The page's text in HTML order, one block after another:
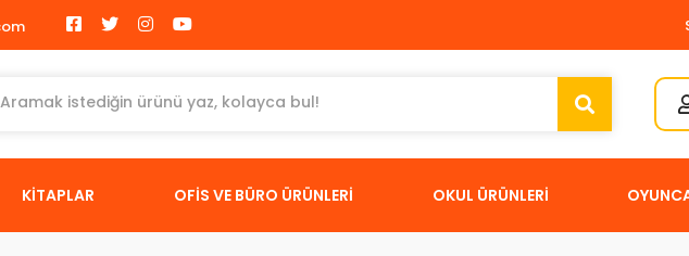
KİTAPLAR OFİS VE BÜRO ÜRÜNLERİ OKUL ÜRÜNLERİ